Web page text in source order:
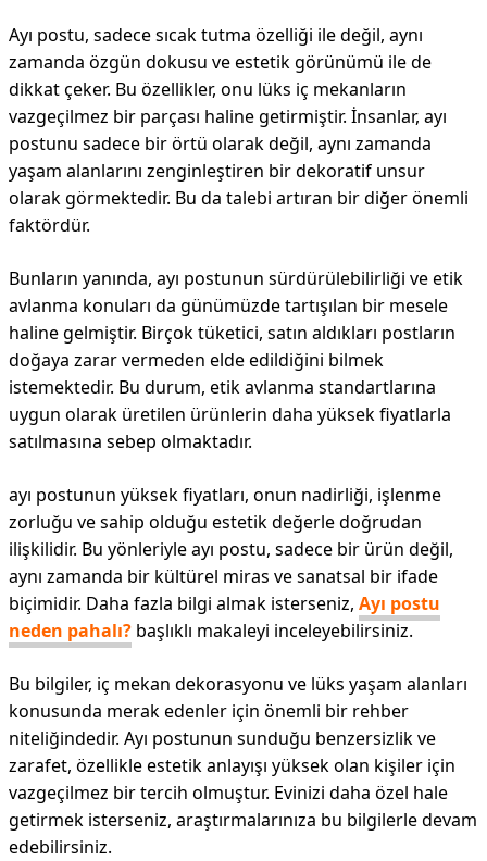
Ayı postu, sadece sıcak tutma özelliği ile değil, aynı
zamanda özgün dokusu ve estetik görünümü ile de
dikkat çeker. Bu özellikler, onu lüks iç mekanların
vazgeçilmez bir parçası haline getirmiştir. İnsanlar, ayı
postunu sadece bir örtü olarak değil, aynı zamanda
yaşam alanlarını zenginleştiren bir dekoratif unsur
olarak görmektedir. Bu da talebi artıran bir diğer önemli
faktördür.
Bunların yanında, ayı postunun sürdürülebilirliği ve etik
avlanma konuları da günümüzde tartışılan bir mesele
haline gelmiştir. Birçok tüketici, satın aldıkları postların
doğaya zarar vermeden elde edildiğini bilmek
istemektedir. Bu durum, etik avlanma standartlarına
uygun olarak üretilen ürünlerin daha yüksek fiyatlarla
satılmasına sebep olmaktadır.
ayı postunun yüksek fiyatları, onun nadirliği, işlenme
zorluğu ve sahip olduğu estetik değerle doğrudan
ilişkilidir. Bu yönleriyle ayı postu, sadece bir ürün değil,
aynı zamanda bir kültürel miras ve sanatsal bir ifade
biçimidir. Daha fazla bilgi almak isterseniz, Ayı postu
neden pahalı? başlıklı makaleyi inceleyebilirsiniz.
Bu bilgiler, iç mekan dekorasyonu ve lüks yaşam alanları
konusunda merak edenler için önemli bir rehber
niteliğindedir. Ayı postunun sunduğu benzersizlik ve
zarafet, özellikle estetik anlayışı yüksek olan kişiler için
vazgeçilmez bir tercih olmuştur. Evinizi daha özel hale
getirmek isterseniz, araştırmalarınıza bu bilgilerle devam
edebilirsiniz.